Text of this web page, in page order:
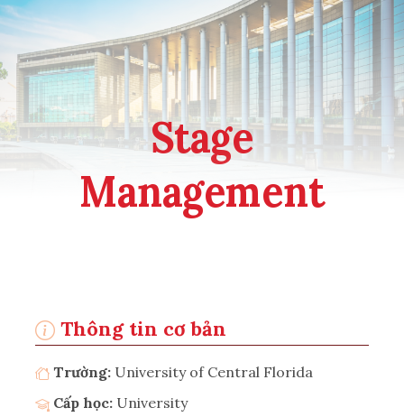
Stage
Management
Thông tin cơ bản
Trường: University of Central Florida
Cấp học: University